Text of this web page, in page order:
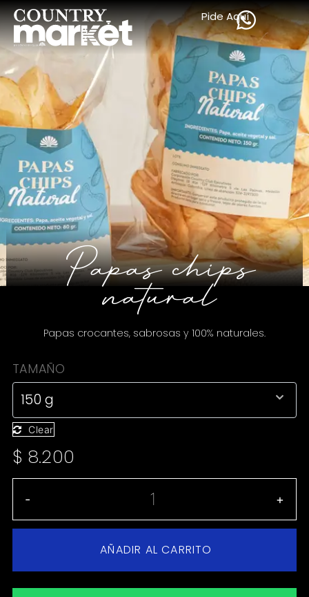
Pide Aquí
Papas chips
natural
Papas crocantes, sabrosas y 100% naturales.
TAMAÑO
Clear
$ 8.200
- +
AÑADIR AL CARRITO